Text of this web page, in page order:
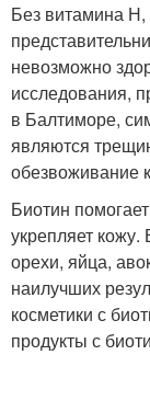
Без витамина Н,
невозможно
исследования,
в Балтиморе,
являются
обезвоживание
Биотин
укрепляет
орехи, яйца,
наилучших
косметики с
продукты с